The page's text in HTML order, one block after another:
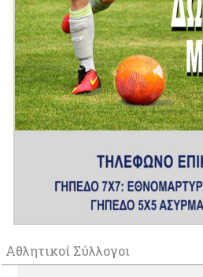
Αθλητικοί Σύλλογοι